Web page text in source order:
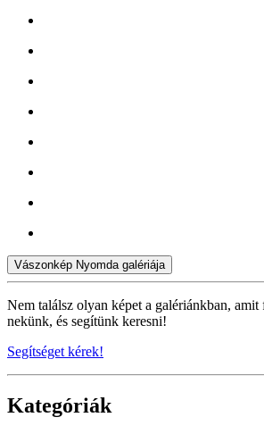
Vászonkép Nyomda galériája
Nem találsz olyan képet a galériánkban, amit
nekünk, és segítünk keresni!
Segítséget kérek!
Kategóriák